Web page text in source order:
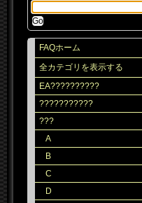
FAQホーム
全カテゴリを表示する
EA??????????
???????????
???
A
B
C
D